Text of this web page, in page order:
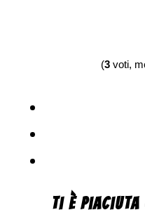
(3voti,
Ti è piaciuta